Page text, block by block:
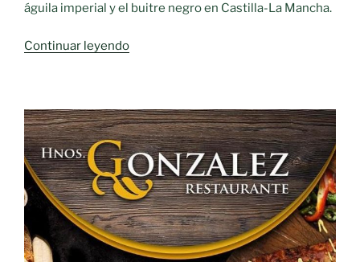
águila imperial y el buitre negro en Castilla-La Mancha.
Continuar leyendo«Planes
conservación»